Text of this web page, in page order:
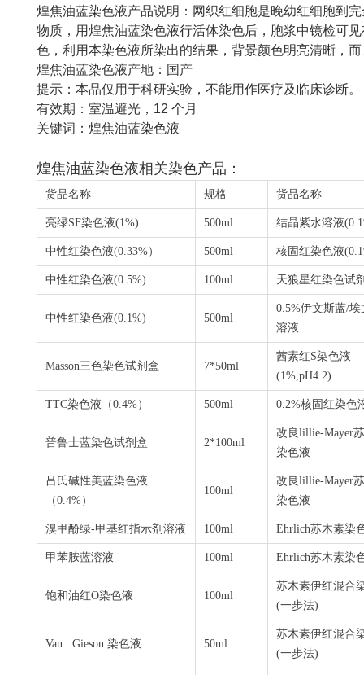
煌焦油蓝染色液产品说明：网织红细胞是晚幼红细胞到
物质，用煌焦油蓝染色液行活体染色后，胞浆中镜检可
色，利用本染色液所染出的结果，背景颜色明亮清晰，
煌焦油蓝染色液产地：国产
提示：本品仅用于科研实验，不能用作医疗及临床诊断。
有效期：室温避光， 12 个月
关键词：煌焦油蓝染色液
煌焦油蓝染色液相关染色产品 ：
货品名称 规格 货品名称
亮绿SF染色液(1%) 500ml 结晶紫水溶液
中性红染色液(0.33%） 500ml 核固红染色液
中性红染色液(0.5%) 100ml 天狼星红染色试
中性红染色液(0.1%) 500ml
0.5%伊文斯蓝/埃
溶液
Masson三色染色试剂盒 7*50ml
茜素红S染色液
(1%,pH4.2)
TTC染色液（0.4%） 500ml 0.2%核固红染色
普鲁士蓝染色试剂盒 2*100ml
改良lillie-Mayer
染色液
吕氏碱性美蓝染色液
（0.4%）
100ml
改良lillie-Mayer
染色液
溴甲酚绿-甲基红指示剂溶液 100ml Ehrlich苏木素染
甲苯胺蓝溶液 100ml Ehrlich苏木素染
饱和油红O染色液 100ml
苏木素伊红混合
(一步法)
Van Gieson 染色液 50ml
苏木素伊红混合
(一步法)